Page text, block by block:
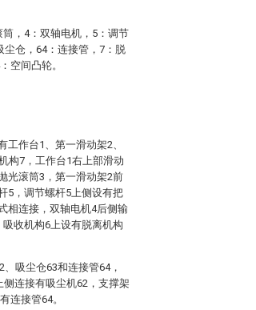
，4：双轴电机，5：调节
尘仓，64：连接管，7：脱
空间凸轮。
作台1、第一滑动架2、
构7，工作台1右上部滑动
光滚筒3，第一滑动架2前
5，调节螺杆5上侧设有把
相连接，双轴电机4后侧输
收机构6上设有脱离机构
吸尘仓63和连接管64，
连接有吸尘机62，支撑架
连接管64。